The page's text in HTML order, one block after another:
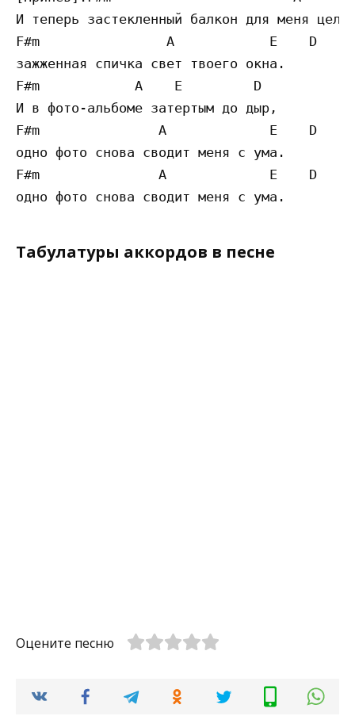
И теперь застекленный балкон для меня
F#m                A            E    D
зажженная спичка свет твоего окна.
F#m            A    E         D
И в фото-альбоме затертым до дыр,
F#m               A             E    D
одно фото снова сводит меня с ума.
F#m               A             E    D
Табулатуры аккордов в песне
Оцените песню